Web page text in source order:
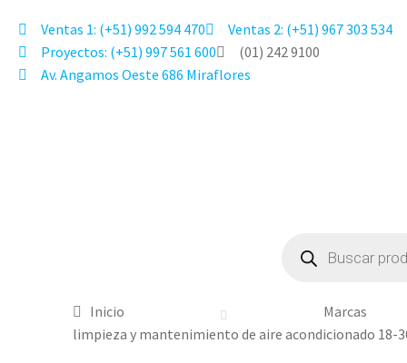
Ventas 1: (+51) 992 594 470
Ventas 2: (+51) 967 303 534
Proyectos: (+51) 997 561 600
(01) 242 9100
Av. Angamos Oeste 686 Miraflores
Inicio
Marcas
limpieza y mantenimiento de aire acondicionado 18-